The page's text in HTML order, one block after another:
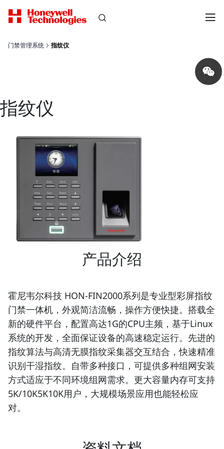
门禁管理系统 指纹仪
Share
on
wechat
指纹仪
产品介绍
霍尼韦尔科技 HON-FIN2000系列是专业型彩屏指纹
门禁一体机，外观简洁流畅，操作方便快捷。搭载全
新的硬件平台，配置高达1G的CPU主频，基于Linux
系统的开发，全面保证设备的高速稳定运行。先进的
指纹算法与高清无膜指纹采集器交互结合，快速精准
识别干湿指纹。自带多种接口，可提供多种组网安装
方式适应于不同环境组网需求。更大容量内存可支持
5K/10K5K10K用户，大规模场景应用也能轻松应
对。